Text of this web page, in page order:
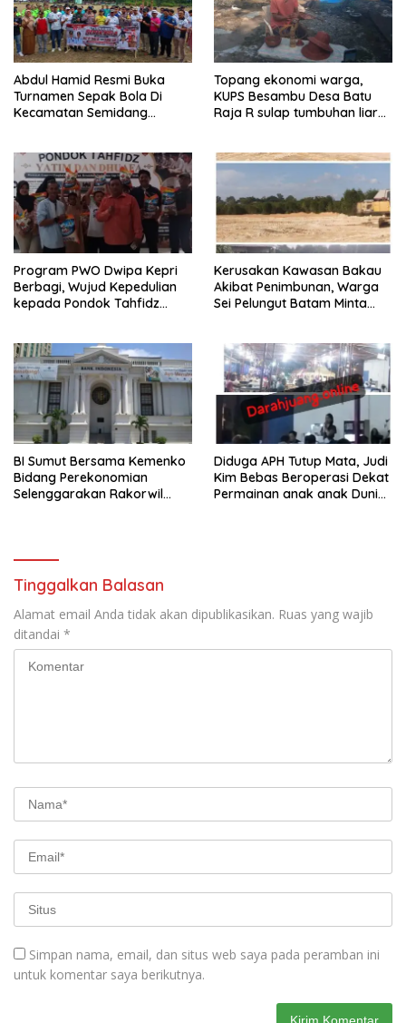
Abdul Hamid Resmi Buka
Turnamen Sepak Bola Di
Kecamatan Semidang
Tahun 2026
Topang ekonomi warga,
KUPS Besambu Desa Batu
Raja R sulap tumbuhan liar
Program PWO Dwipa Kepri
Berbagi, Wujud Kepedulian
kepada Pondok Tahfidz
Kerusakan Kawasan Bakau
Akibat Penimbunan, Warga
Sei Pelungut Batam Minta
BI Sumut Bersama Kemenko
Bidang Perekonomian
Selenggarakan Rakorwil
Diduga APH Tutup Mata, Judi
Kim Bebas Beroperasi Dekat
Permainan anak anak Dunia
Tinggalkan Balasan
Alamat email Anda tidak akan dipublikasikan. Ruas yang wajib
ditandai *
Simpan nama, email, dan situs web saya pada peramban ini
untuk komentar saya berikutnya.